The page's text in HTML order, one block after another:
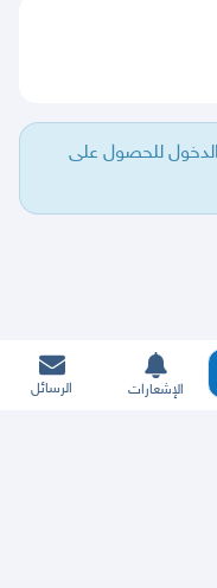
للحصول على
الإشعارات الرسائل